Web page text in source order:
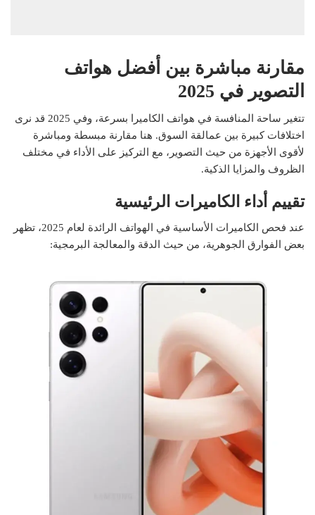
مقارنة مباشرة بين أفضل هواتف
التصوير في 2025
تتغير ساحة المنافسة في هواتف الكاميرا بسرعة، وفي 2025 قد نرى
اختلافات كبيرة بين عمالقة السوق. هنا مقارنة مبسطة ومباشرة
لأقوى الأجهزة من حيث التصوير، مع التركيز على الأداء في مختلف
الظروف والمزايا الذكية.
تقييم أداء الكاميرات الرئيسية
عند فحص الكاميرات الأساسية في الهواتف الرائدة لعام 2025، تظهر
بعض الفوارق الجوهرية، من حيث الدقة والمعالجة البرمجية: